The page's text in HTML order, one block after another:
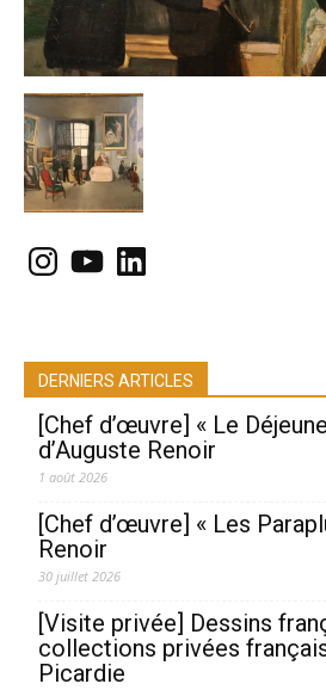
Instagram
YouTubeLinkedIn
DERNIERS ARTICLES
[Chef d’œuvre] « Le
d’Auguste Renoir
1 août 2026
[Chef d’œuvre] « Les
Renoir
30 juillet 2026
[Visite privée] Dessins
collections privées
Picardie